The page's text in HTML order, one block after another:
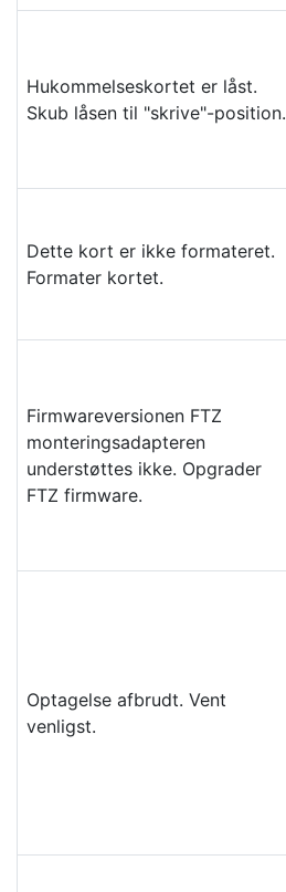
Hukommelseskortet er låst.
Skub låsen til "skrive"-position.
Dette kort er ikke formateret.
Formater kortet.
Firmwareversionen FTZ
monteringsadapteren
understøttes ikke. Opgrader
FTZ firmware.
Optagelse afbrudt. Vent
venligst.